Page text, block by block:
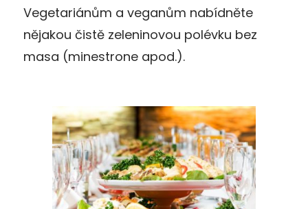
Vegetariánům a veganům nabídněte
nějakou čistě zeleninovou polévku bez
masa (minestrone apod.).